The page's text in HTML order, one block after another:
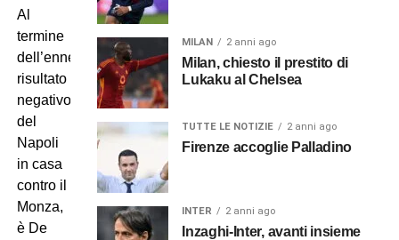
Al
termine
dell’ennesimo
risultato
negativo
del
Napoli
in casa
contro il
Monza,
è De
MILAN 2 anni ago
Milan, chiesto il prestito di
Lukaku al Chelsea
TUTTE LE NOTIZIE 2 anni ago
Firenze accoglie Palladino
INTER 2 anni ago
Inzaghi-Inter, avanti insieme